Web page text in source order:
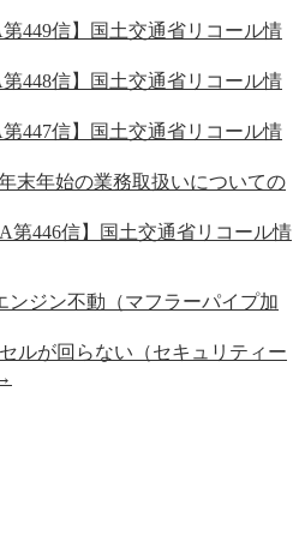
第449信】国土交通省リコール情
第448信】国土交通省リコール情
第447信】国土交通省リコール情
末年始の業務取扱いについての
第446信】国土交通省リコール情
ジン不動（マフラーパイプ加
が回らない（セキュリティー